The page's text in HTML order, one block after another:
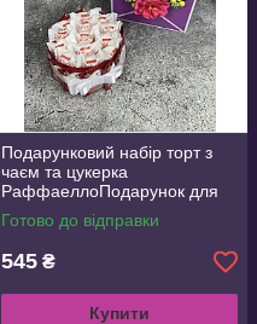
Подарунковий набір торт з
чаєм та цукерка
РаффаеллоПодарунок для
дівчини,коханої, дружині,
подарунковий набір, бокс зі
Готово до відправки
545 ₴
Купити